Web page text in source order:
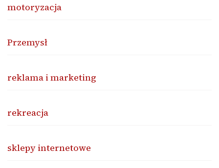
motoryzacja
Przemysł
reklama i marketing
rekreacja
sklepy internetowe